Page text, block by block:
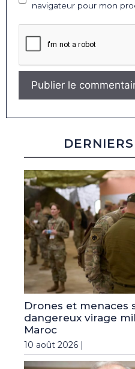
navigateur pour mon
Drones et menaces
dangereux virage
Maroc
10 août 2026 |